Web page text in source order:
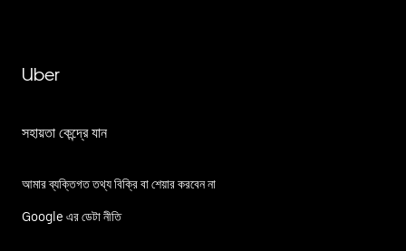
Uber
সহায়তা কেন্দ্রে যান
আমার ব্যক্তিগত তথ্য বিক্রি বা শেয়ার করবেন না
Google এর ডেটা নীতি